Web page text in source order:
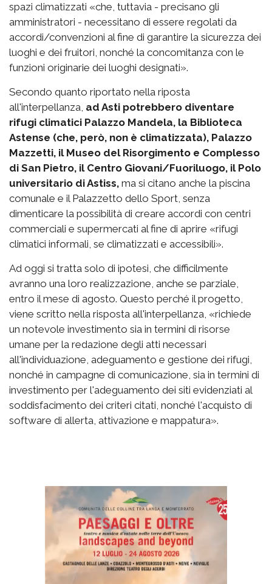
spazi climatizzati «che, tuttavia - precisano gli
amministratori - necessitano di essere regolati da
accordi/convenzioni al fine di garantire la sicurezza dei
luoghi e dei fruitori, nonché la concomitanza con le
funzioni originarie dei luoghi designati».
Secondo quanto riportato nella riposta
all'interpellanza, ad Asti potrebbero diventare
rifugi climatici Palazzo Mandela, la Biblioteca
Astense (che, però, non è climatizzata), Palazzo
Mazzetti, il Museo del Risorgimento e Complesso
di San Pietro, il Centro Giovani/Fuoriluogo, il Polo
universitario di Astiss, ma si citano anche la piscina
comunale e il Palazzetto dello Sport, senza
dimenticare la possibilità di creare accordi con centri
commerciali e supermercati al fine di aprire «rifugi
climatici informali, se climatizzati e accessibili».
Ad oggi si tratta solo di ipotesi, che difficilmente
avranno una loro realizzazione, anche se parziale,
entro il mese di agosto. Questo perché il progetto,
viene scritto nella risposta all'interpellanza, «richiede
un notevole investimento sia in termini di risorse
umane per la redazione degli atti necessari
all'individuazione, adeguamento e gestione dei rifugi,
nonché in campagne di comunicazione, sia in termini di
investimento per l'adeguamento dei siti evidenziati al
soddisfacimento dei criteri citati, nonché l'acquisto di
software di allerta, attivazione e mappatura».